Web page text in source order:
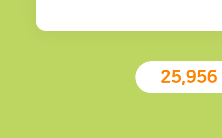
25,956